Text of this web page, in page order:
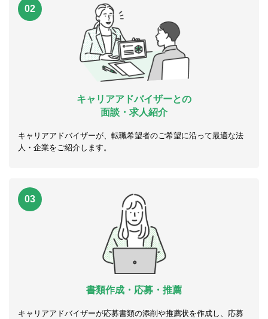
02
キャリアアドバイザーとの
面談・求人紹介
キャリアアドバイザーが、転職希望者のご希望に沿って最適な法
人・企業をご紹介します。
03
書類作成・応募・推薦
キャリアアドバイザーが応募書類の添削や推薦状を作成し、応募